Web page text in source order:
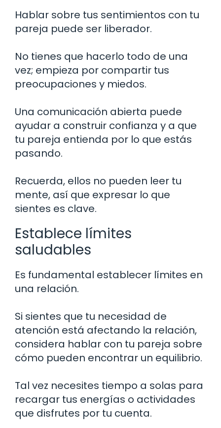
Hablar sobre tus sentimientos con tu
pareja puede ser liberador.
No tienes que hacerlo todo de una
vez; empieza por compartir tus
preocupaciones y miedos.
Una comunicación abierta puede
ayudar a construir confianza y a que
tu pareja entienda por lo que estás
pasando.
Recuerda, ellos no pueden leer tu
mente, así que expresar lo que
sientes es clave.
Establece límites
saludables
Es fundamental establecer límites en
una relación.
Si sientes que tu necesidad de
atención está afectando la relación,
considera hablar con tu pareja sobre
cómo pueden encontrar un equilibrio.
Tal vez necesites tiempo a solas para
recargar tus energías o actividades
que disfrutes por tu cuenta.